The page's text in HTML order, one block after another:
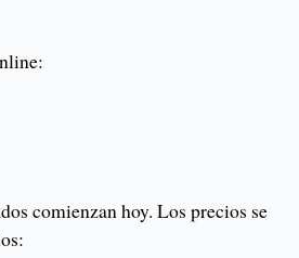
comienzan hoy. Los precios se